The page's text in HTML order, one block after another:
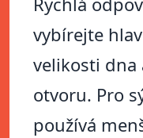
vybírejte
velikosti dna
otvoru. Pro
používá